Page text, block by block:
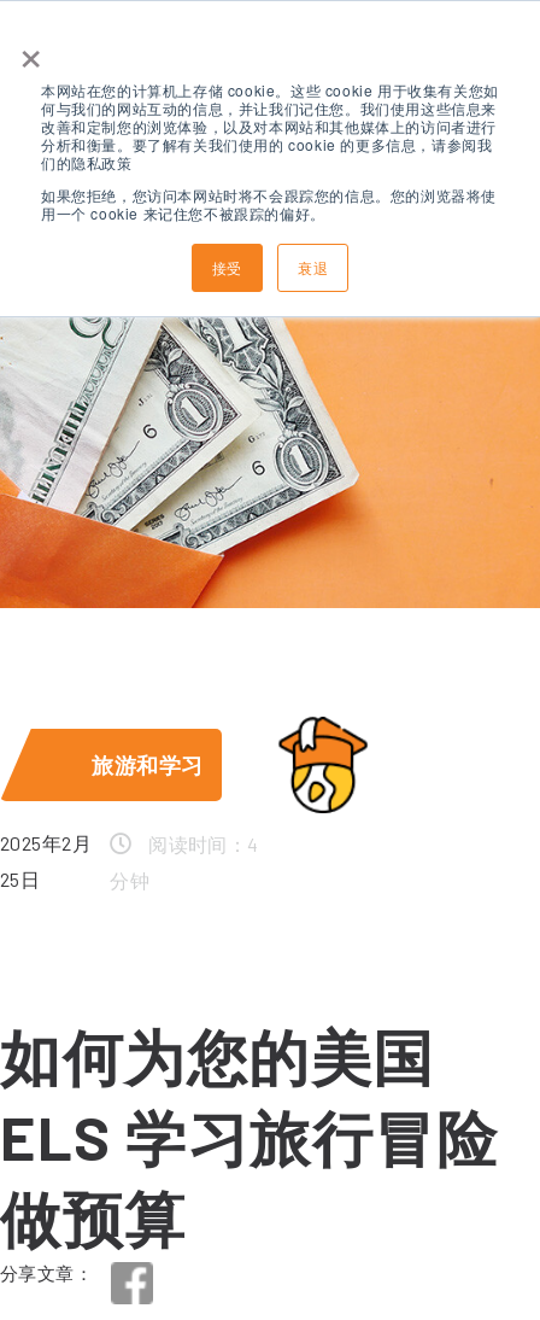
×
本网站在您的计算机上存储 cookie。这些 cookie 用于收集有关您如
何与我们的网站互动的信息，并让我们记住您。我们使用这些信息来
改善和定制您的浏览体验，以及对本网站和其他媒体上的访问者进行
分析和衡量。要了解有关我们使用的 cookie 的更多信息，请参阅我
们的隐私政策
如果您拒绝，您访问本网站时将不会跟踪您的信息。您的浏览器将使
用一个 cookie 来记住您不被跟踪的偏好。
接受 衰退
旅游和学习
2025年2月
25日
阅读时间：4
分钟
如何为您的美国
ELS 学习旅行冒险
做预算
分享文章：